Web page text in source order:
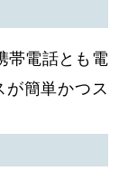
帯電話とも電
簡単かつス